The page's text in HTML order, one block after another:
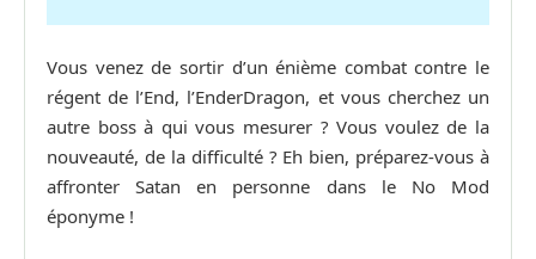
Vous venez de sortir d’un énième combat contre le
régent de l’End, l’EnderDragon, et vous cherchez un
autre boss à qui vous mesurer ? Vous voulez de la
nouveauté, de la difficulté ? Eh bien, préparez-vous à
affronter Satan en personne dans le No Mod
éponyme !